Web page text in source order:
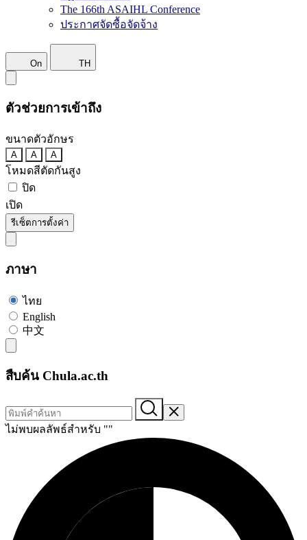
The 166th ASAIHL Conference
ประกาศจัดซื้อจัดจ้าง
On TH
ตัวช่วยการเข้าถึง
ขนาดตัวอักษร
A A A
โหมดสีตัดกันสูง
ปิด
เปิด
รีเซ็ตการตั้งค่า
ภาษา
ไทย
English
中文
สืบค้น Chula.ac.th
ไม่พบผลลัพธ์สำหรับ ""